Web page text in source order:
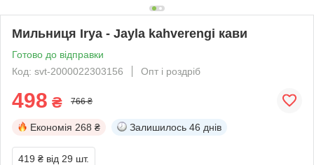
Мильниця Irya - Jayla kahverengi кави
Готово до відправки
Код: svt-2000022303156
Опт і роздріб
498 ₴ 766 ₴
Економія 268 ₴ Залишилось 46 днів
419 ₴ від 29 шт.